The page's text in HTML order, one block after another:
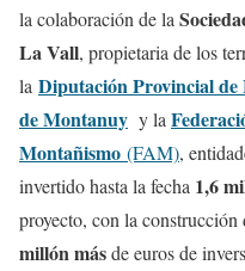
la colaboración de la
La Vall, propietaria de los
la Diputación Provincial de
de Montanuy y la
Montañismo (FAM),
invertido hasta la fecha 1,6
proyecto, con la
millón másde euros de